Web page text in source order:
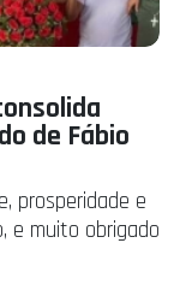
de Fábio
prosperidade e
e muito obrigado